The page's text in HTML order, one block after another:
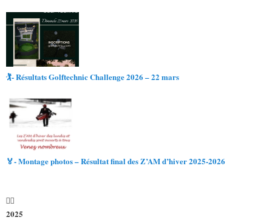
🏌️- Résultats Golftechnic Challenge 2026 – 22 mars
🏅- Montage photos – Résultat final des Z’AM d’hiver 2025-2026
2025